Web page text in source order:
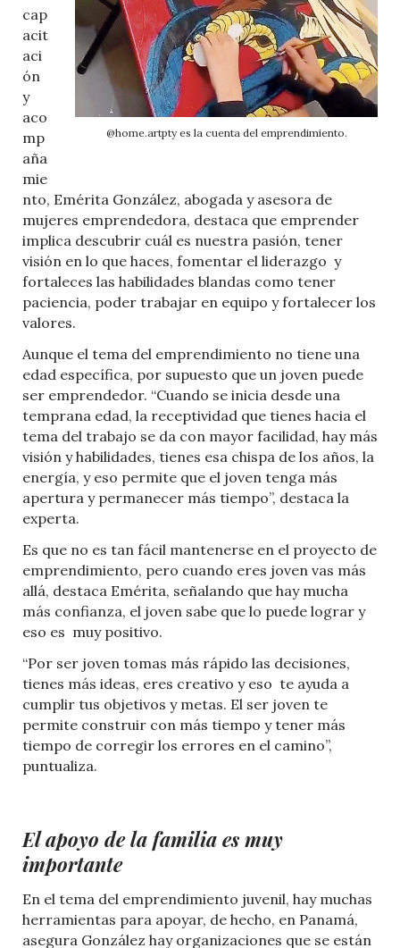
@home.artpty es la cuenta del emprendimiento.
cap
acit
aci
ón
y
aco
mp
aña
mie
nto, Emérita González, abogada y asesora de
mujeres emprendedora, destaca que emprender
implica descubrir cuál es nuestra pasión, tener
visión en lo que haces, fomentar el liderazgo y
fortaleces las habilidades blandas como tener
paciencia, poder trabajar en equipo y fortalecer los
valores.
Aunque el tema del emprendimiento no tiene una
edad específica, por supuesto que un joven puede
ser emprendedor. “Cuando se inicia desde una
temprana edad, la receptividad que tienes hacia el
tema del trabajo se da con mayor facilidad, hay más
visión y habilidades, tienes esa chispa de los años, la
energía, y eso permite que el joven tenga más
apertura y permanecer más tiempo”, destaca la
experta.
Es que no es tan fácil mantenerse en el proyecto de
emprendimiento, pero cuando eres joven vas más
allá, destaca Emérita, señalando que hay mucha
más confianza, el joven sabe que lo puede lograr y
eso es muy positivo.
“Por ser joven tomas más rápido las decisiones,
tienes más ideas, eres creativo y eso te ayuda a
cumplir tus objetivos y metas. El ser joven te
permite construir con más tiempo y tener más
tiempo de corregir los errores en el camino”,
puntualiza.
El apoyo de la familia es muy
importante
En el tema del emprendimiento juvenil, hay muchas
herramientas para apoyar, de hecho, en Panamá,
asegura González hay organizaciones que se están